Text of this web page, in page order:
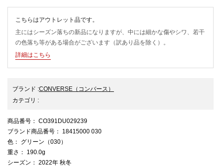
こちらはアウトレット品です。
主にはシーズン落ちの新品になりますが、中には細かな傷やシワ、若干
の色落ち等がある場合がございます（訳あり品を除く）。
詳細はこちら
ブランド :CONVERSE （コンバース）
カテゴリ :
商品番号 ： CO391DU029239
ブランド商品番号 ： 18415000 030
色 ： グリーン（030）
重さ ： 190.0g
シーズン ： 2022年 秋冬